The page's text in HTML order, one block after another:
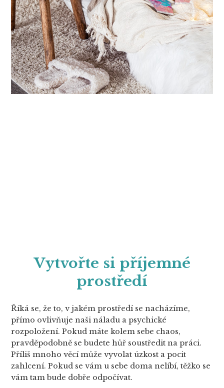
Vytvořte si příjemné
prostředí
Říká se, že to, v jakém prostředí se nacházíme,
přímo ovlivňuje naši náladu a psychické
rozpoložení. Pokud máte kolem sebe chaos,
pravděpodobně se budete hůř soustředit na práci.
Příliš mnoho věcí může vyvolat úzkost a pocit
zahlcení. Pokud se vám u sebe doma nelíbí, těžko se
vám tam bude dobře odpočívat.